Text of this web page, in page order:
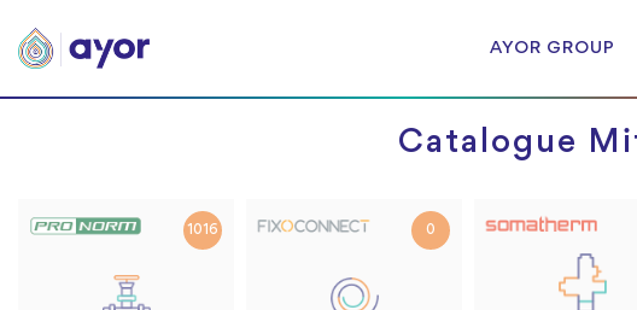
AYOR GROUP
Catalogue
1016 0